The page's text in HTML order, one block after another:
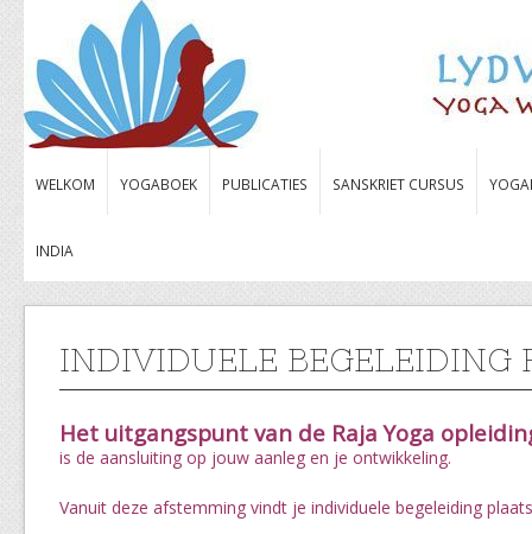
WELKOM YOGABOEK PUBLICATIES SANSKRIET CURSUS
INDIA
INDIVIDUELE BEGELEIDING
Het uitgangspunt van de Raja Yoga
is de aansluiting op jouw aanleg en je ontwikkeling.
Vanuit deze afstemming vindt je individuele begeleiding